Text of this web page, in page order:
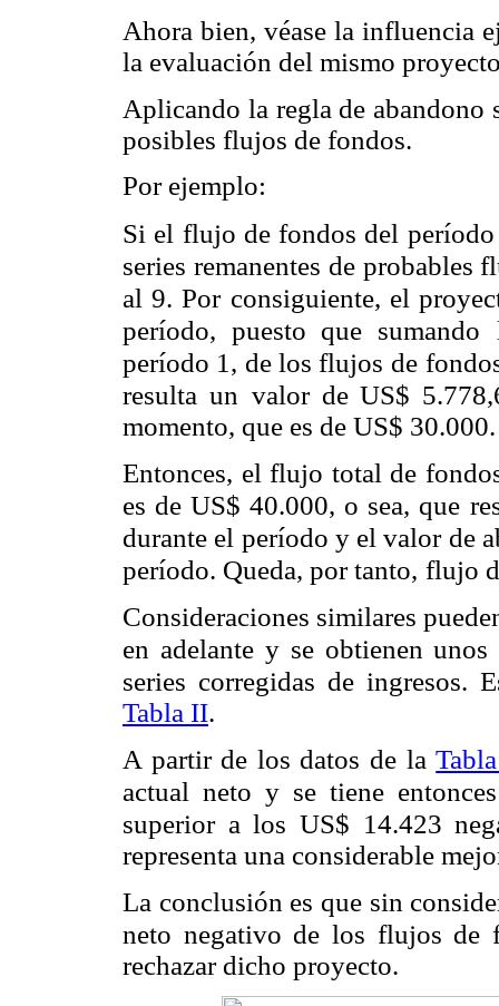
Ahora bien, véase la influencia
la evaluación del mismo
Aplicando la regla de
posibles flujos de fondos.
Por ejemplo:
Si el flujo de fondos del
series remanentes de probables
al 9. Por consiguiente, el
período, puesto que sumando
período 1, de los flujos de
resulta un valor de US$
momento, que es de US$ 30.000.
Entonces, el flujo total de
es de US$ 40.000, o sea, que
durante el período y el valor de
período. Queda, por tanto, flujo
Consideraciones similares
en adelante y se obtienen
series corregidas de ingresos.
Tabla II.
A partir de los datos de la
actual neto y se tiene
superior a los US$ 14.423
representa una considerable
La conclusión es que sin
neto negativo de los flujos de
rechazar dicho proyecto.